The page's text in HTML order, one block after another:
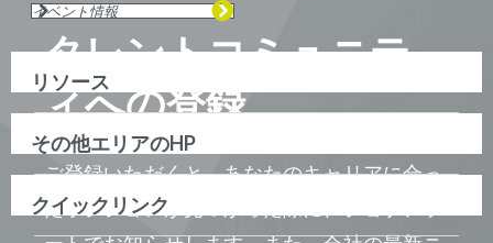
タレントコミュニテ
ィへの登録
ご登録いただくと、あなたのキャリアに合っ
たポジションが見つかった際に、ジョブアラ
イベント情報
リソース
その他エリアのHP
クイックリンク